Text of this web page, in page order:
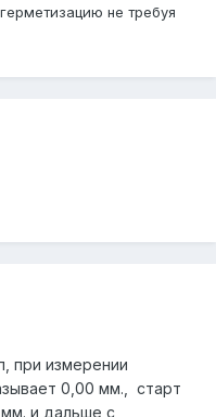
не требуя
при измерении
0,00 мм., старт
и дальше с